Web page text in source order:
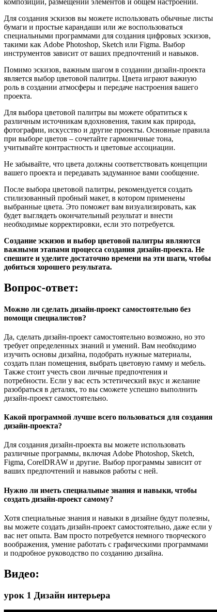
композиции, размещении элементов и общем настроении.
Для создания эскизов вы можете использовать обычные листы
бумаги и простые карандаши или же воспользоваться
специальными программами для создания цифровых эскизов,
такими как Adobe Photoshop, Sketch или Figma. Выбор
инструментов зависит от ваших предпочтений и навыков.
Помимо эскизов, важным шагом в создании дизайн-проекта
является выбор цветовой палитры. Цвета играют важную
роль в создании атмосферы и передаче настроения вашего
проекта.
Для выбора цветовой палитры вы можете обратиться к
различным источникам вдохновения, таким как природа,
фотографии, искусство и другие проекты. Основные правила
при выборе цветов – сочетайте гармоничные тона,
учитывайте контрастность и цветовые ассоциации.
Не забывайте, что цвета должны соответствовать концепции
вашего проекта и передавать задуманное вами сообщение.
После выбора цветовой палитры, рекомендуется создать
стилизованный пробный макет, в котором применены
выбранные цвета. Это поможет вам визуализировать, как
будет выглядеть окончательный результат и внести
необходимые корректировки, если это потребуется.
Создание эскизов и выбор цветовой палитры являются
важными этапами процесса создания дизайн-проекта. Не
спешите и уделите достаточно времени на эти шаги, чтобы
добиться хорошего результата.
Вопрос-ответ:
Можно ли сделать дизайн-проект самостоятельно без
помощи специалистов?
Да, сделать дизайн-проект самостоятельно возможно, но это
требует определенных знаний и умений. Вам необходимо
изучить основы дизайна, подобрать нужные материалы,
создать план помещения, выбрать цветовую гамму и мебель.
Также стоит учесть свои личные предпочтения и
потребности. Если у вас есть эстетический вкус и желание
разобраться в деталях, то вы сможете успешно выполнить
дизайн-проект самостоятельно.
Какой программой лучше всего пользоваться для создания
дизайн-проекта?
Для создания дизайн-проекта вы можете использовать
различные программы, включая Adobe Photoshop, Sketch,
Figma, CorelDRAW и другие. Выбор программы зависит от
ваших предпочтений и навыков работы с ней.
Нужно ли иметь специальные знания и навыки, чтобы
создать дизайн-проект самому?
Хотя специальные знания и навыки в дизайне будут полезны,
вы можете создать дизайн-проект самостоятельно, даже если у
вас нет опыта. Вам просто потребуется немного творческого
воображения, умение работать с графическими программами
и подробное руководство по созданию дизайна.
Видео:
урок 1 Дизайн интерьера